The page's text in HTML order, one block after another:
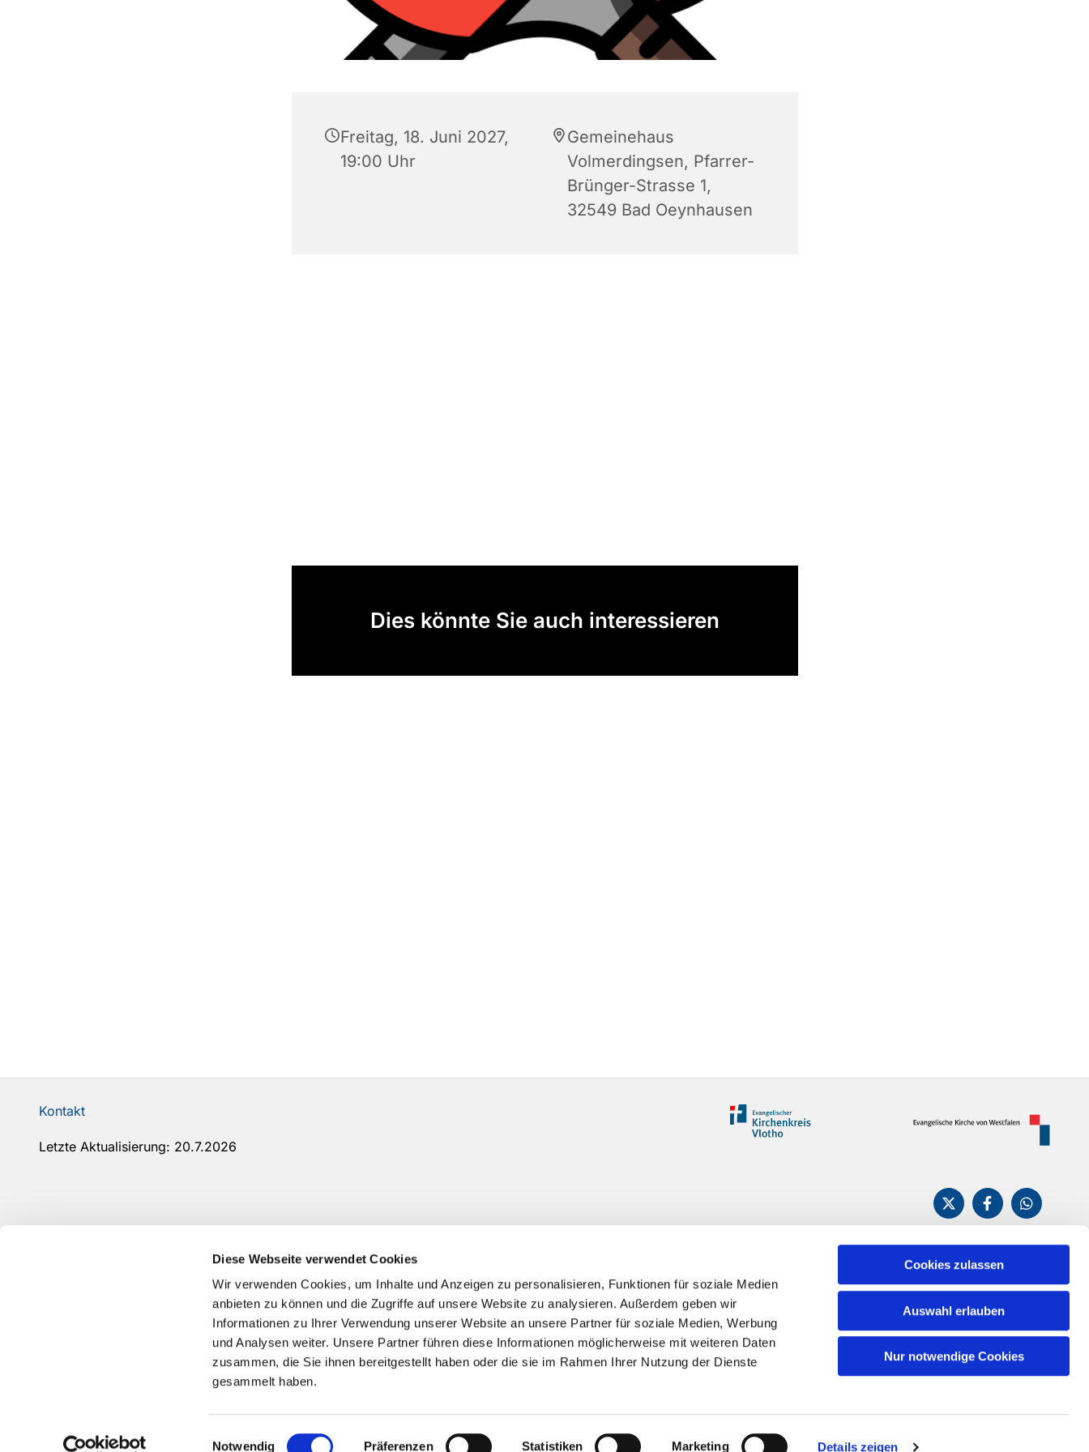
Diese Webseite verwendet Cookies
Wir verwenden Cookies, um Inhalte und Anzeigen zu personalisieren, Funktionen für soziale Medien
anbieten zu können und die Zugriffe auf unsere Website zu analysieren. Außerdem geben wir
Informationen zu Ihrer Verwendung unserer Website an unsere Partner für soziale Medien, Werbung
und Analysen weiter. Unsere Partner führen diese Informationen möglicherweise mit weiteren Daten
zusammen, die Sie ihnen bereitgestellt haben oder die sie im Rahmen Ihrer Nutzung der Dienste
gesammelt haben.
Einwilligungsauswahl
Notwendig Präferenzen Statistiken Marketing Details zeigen
Cookies zulassen
Auswahl erlauben
Nur notwendige Cookies
Freitag, 18. Juni 2027,
19:00 Uhr
Gemeinehaus
Volmerdingsen, Pfarrer-
Brünger-Strasse 1,
32549 Bad Oeynhausen
Dies könnte Sie auch interessieren
Kontakt
Letzte Aktualisierung: 20.7.2026
Impressum Datenschutzerklärung ChurchDesk-Login